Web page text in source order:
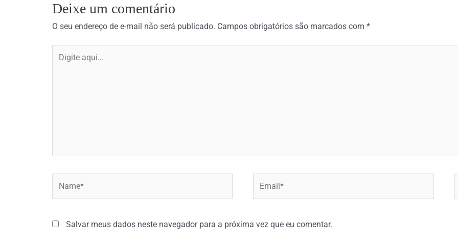
Deixe um comentário
O seu endereço de e-mail não será publicado. Campos obrigatórios são marcados com *
aqui...
Salvar meus dados neste navegador para a próxima vez que eu comentar.